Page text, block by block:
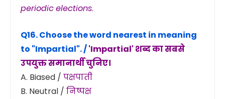
periodic elections.
Q16. Choose the word nearest in meaning
to "Impartial". /'Impartial' शब्द का सबसे
उपयुक्त समानार्थी चुनिए।
A. Biased / पक्षपाती
B. Neutral / निष्पक्ष